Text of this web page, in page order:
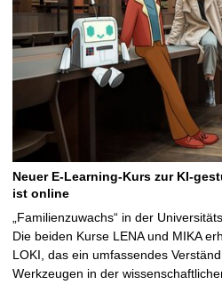
Neuer E-Learning-Kurs zur KI-
ist online
„Familienzuwachs“ in der
Die beiden Kurse LENA und MIKA
LOKI, das ein umfassendes
Werkzeugen in der